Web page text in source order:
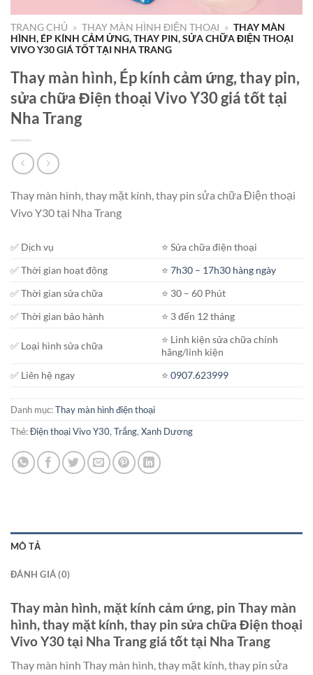
TRANG CHỦ » THAY MÀN HÌNH ĐIỆN THOẠI » THAY MÀN
HÌNH, ÉP KÍNH CẢM ỨNG, THAY PIN, SỬA CHỮA ĐIỆN THOẠI
VIVO Y30 GIÁ TỐT TẠI NHA TRANG
Thay màn hình, Ép kính cảm ứng, thay pin,
sửa chữa Điện thoại Vivo Y30 giá tốt tại
Nha Trang
Thay màn hình, thay mặt kính, thay pin sửa chữa Điện thoại
Vivo Y30 tại Nha Trang
✅ Dịch vụ
⭐️ Sửa chữa điện thoại
✅ Thời gian hoạt động
⭐️7h30 – 17h30 hàng ngày
✅ Thời gian sửa chữa
⭐️ 30 – 60 Phút
✅ Thời gian bảo hành
⭐️ 3 đến 12 tháng
✅ Loại hình sửa chữa
⭐️ Linh kiện sửa chữa chính
hãng/linh kiện
✅ Liên hệ ngay
⭐️0907.623999
Danh mục:Thay màn hình điện thoại
Thẻ:Điện thoại Vivo Y30, Trắng, Xanh Dương
MÔ TẢ
ĐÁNH GIÁ (0)
Thay màn hình, mặt kính cảm ứng, pin Thay màn
hình, thay mặt kính, thay pin sửa chữa Điện thoại
Vivo Y30 tại Nha Trang giá tốt tại Nha Trang
Thay màn hình Thay màn hình, thay mặt kính, thay pin sửa